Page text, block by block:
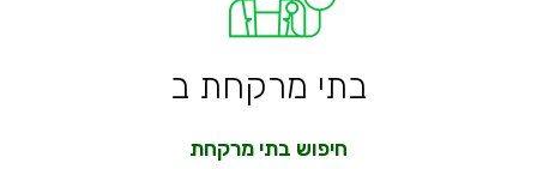
בתי מרקחת ב
חיפוש בתי מרקחת